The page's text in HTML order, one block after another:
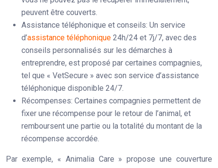
peuvent être couverts.
Assistance téléphonique et conseils: Un service
d’assistance téléphonique 24h/24 et 7j/7, avec des
conseils personnalisés sur les démarches à
entreprendre, est proposé par certaines compagnies,
tel que « VetSecure » avec son service d’assistance
téléphonique disponible 24/7.
Récompenses: Certaines compagnies permettent de
fixer une récompense pour le retour de l’animal, et
remboursent une partie ou la totalité du montant de la
récompense accordée.
Par exemple, « Animalia Care » propose une couverture